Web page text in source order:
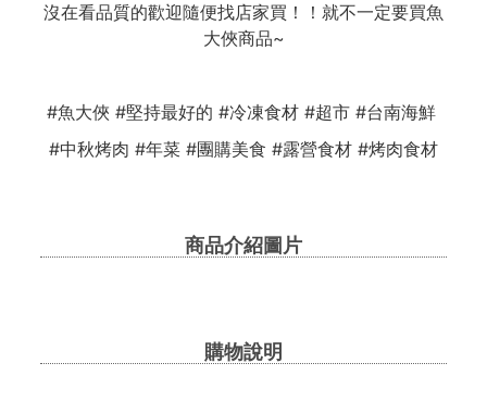
沒在看品質的歡迎隨便找店家買！！就不一定要買魚
大俠商品~
#魚大俠 #堅持最好的 #冷凍食材 #超市 #台南海鮮
#中秋烤肉 #年菜 #團購美食 #露營食材 #烤肉食材
商品介紹圖片
購物說明